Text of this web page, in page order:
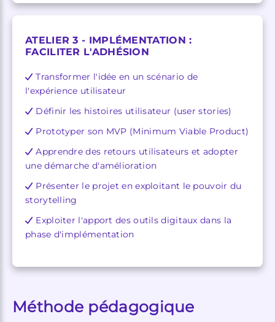
ATELIER 3 - IMPLÉMENTATION :
FACILITER L'ADHÉSION
Transformer l'idée en un scénario de
l'expérience utilisateur
Définir les histoires utilisateur (user stories)
Prototyper son MVP (Minimum Viable Product)
Apprendre des retours utilisateurs et adopter
une démarche d'amélioration
Présenter le projet en exploitant le pouvoir du
storytelling
Exploiter l'apport des outils digitaux dans la
phase d'implémentation
Méthode pédagogique